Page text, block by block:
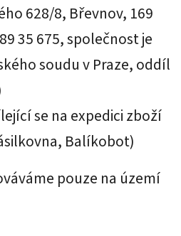
628/8, Břevnov, 169
35 675, společnost je
soudu v Praze, oddíl
se na expedici zboží
Balíkobot)
pouze na území